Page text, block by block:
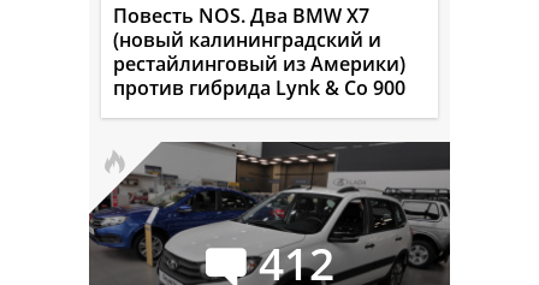
Повесть NOS. Два BMW X7
(новый калининградский и
рестайлинговый из Америки)
против гибрида Lynk & Co 900
412